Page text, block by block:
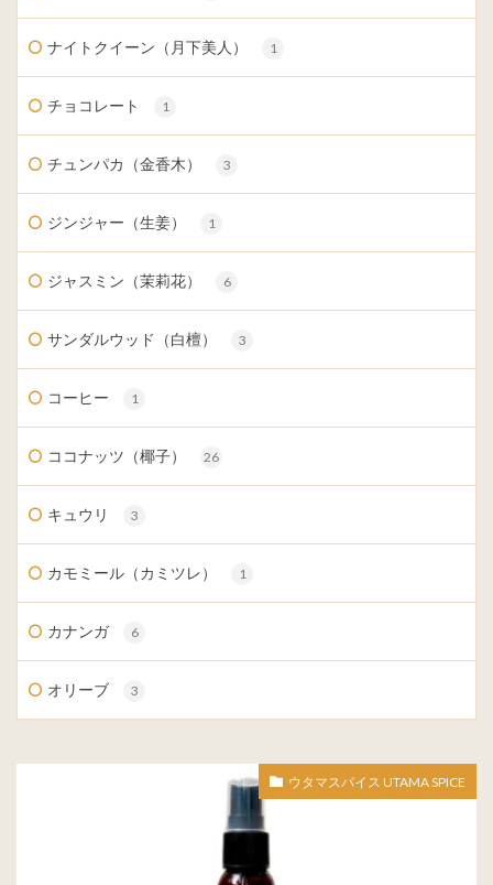
ナイトクイーン（月下美人） 1
チョコレート 1
チュンパカ（金香木） 3
ジンジャー（生姜） 1
ジャスミン（茉莉花） 6
サンダルウッド（白檀） 3
コーヒー 1
ココナッツ（椰子） 26
キュウリ 3
カモミール（カミツレ） 1
カナンガ 6
オリーブ 3
ウタマスパイス UTAMA SPICE